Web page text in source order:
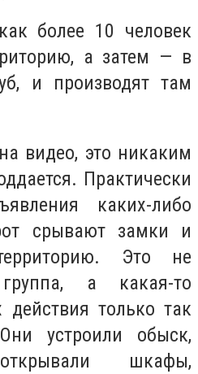
более 10 человек
а затем — в
и производят там
видео, это никаким
Практически
каких-либо
срывают замки и
Это не
а какая-то
действия только так
устроили обыск,
шкафы,